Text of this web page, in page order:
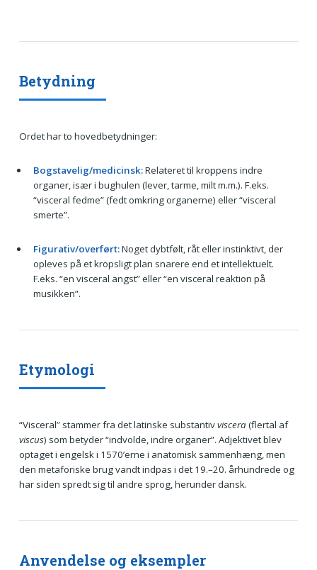
Betydning
Ordet har to hovedbetydninger:
Bogstavelig/medicinsk:Relateret til kroppens indre
organer, især i bughulen (lever, tarme, milt m.m.). F.eks.
“visceral fedme” (fedt omkring organerne) eller “visceral
smerte”.
Figurativ/overført:Noget dybtfølt, råt eller instinktivt, der
opleves på et kropsligt plan snarere end et intellektuelt.
F.eks. “en visceral angst” eller “en visceral reaktion på
musikken”.
Etymologi
“Visceral” stammer fra det latinske substantivviscera(flertal af
viscus) som betyder “indvolde, indre organer”. Adjektivet blev
optaget i engelsk i 1570’erne i anatomisk sammenhæng, men
den metaforiske brug vandt indpas i det 19.–20. århundrede og
har siden spredt sig til andre sprog, herunder dansk.
Anvendelse og eksempler